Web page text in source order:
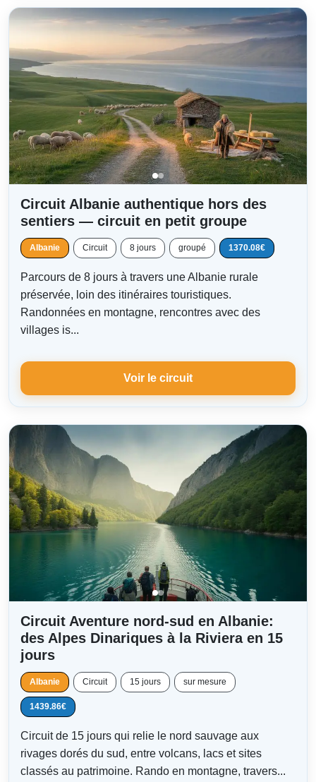
Circuit Albanie authentique hors des
sentiers — circuit en petit groupe
Albanie Circuit 8 jours groupé 1370.08€
Parcours de 8 jours à travers une Albanie rurale
préservée, loin des itinéraires touristiques.
Randonnées en montagne, rencontres avec des
villages is...
Voir le circuit
Circuit Aventure nord-sud en Albanie:
des Alpes Dinariques à la Riviera en 15
jours
Albanie Circuit 15 jours sur mesure
1439.86€
Circuit de 15 jours qui relie le nord sauvage aux
rivages dorés du sud, entre volcans, lacs et sites
classés au patrimoine. Rando en montagne, travers...